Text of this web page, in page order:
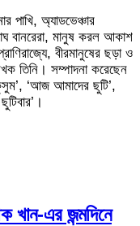
পাখি, অ্যাডভেঞ্চার
বানরেরা, মানুষ করল আকাশ
বীরমানুষের ছড়া ও
তিনি। সম্পাদনা করেছেন
‘আজ আমাদের ছুটি’,
এর জন্মদিনে